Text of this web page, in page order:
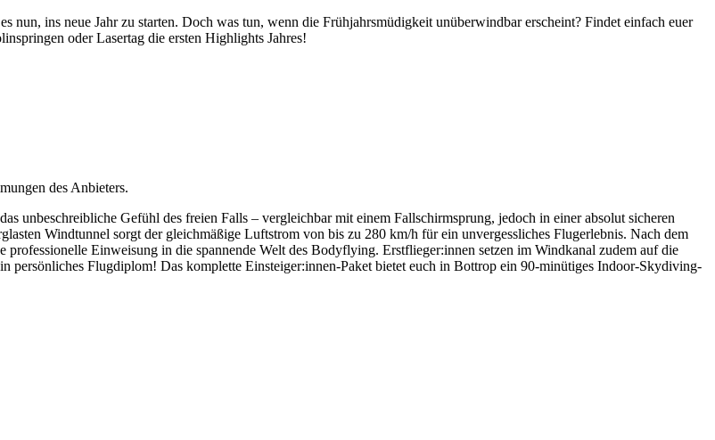
nun, ins neue Jahr zu starten. Doch was tun, wenn die Frühjahrsmüdigkeit unüberwindbar erscheint? Findet einfach euer
oder Lasertag die ersten Highlights Jahres!
des Anbieters.
unbeschreibliche Gefühl des freien Falls – vergleichbar mit einem Fallschirmsprung, jedoch in einer absolut sicheren
Windtunnel sorgt der gleichmäßige Luftstrom von bis zu 280 km/h für ein unvergessliches Flugerlebnis. Nach dem
Einweisung in die spannende Welt des Bodyflying. Erstflieger:innen setzen im Windkanal zudem auf die
persönliches Flugdiplom! Das komplette Einsteiger:innen-Paket bietet euch in Bottrop ein 90-minütiges Indoor-Skydiving-